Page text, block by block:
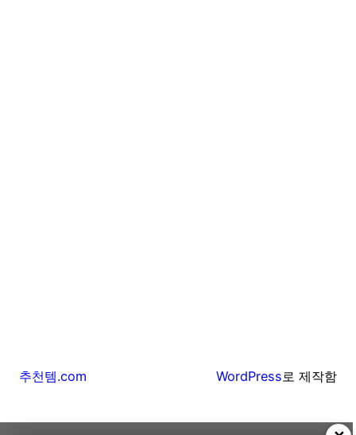
추천템.com WordPress로 제작함